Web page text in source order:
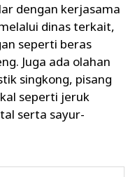
dengan kerjasama
dinas terkait,
seperti beras
Juga ada olahan
singkong, pisang
seperti jeruk
serta sayur-